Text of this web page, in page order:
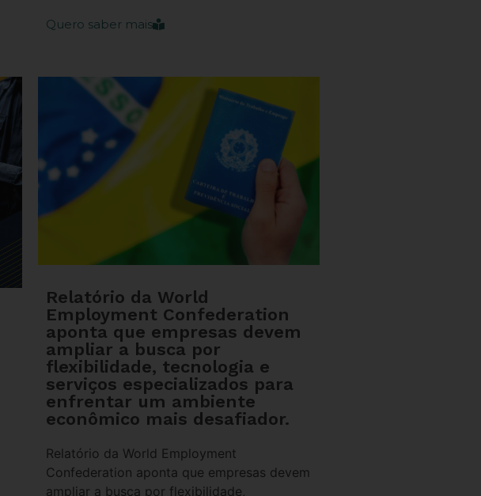
Quero saber mais
Relatório da World
Employment Confederation
aponta que empresas devem
ampliar a busca por
flexibilidade, tecnologia e
serviços especializados para
enfrentar um ambiente
econômico mais desafiador.
Relatório da World Employment
Confederation aponta que empresas devem
ampliar a busca por flexibilidade,